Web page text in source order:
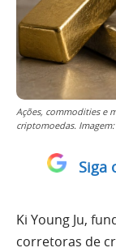
Ações, commodities e
criptomoedas. Imagem:
Siga
Ki Young Ju,
corretoras de